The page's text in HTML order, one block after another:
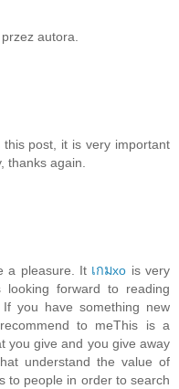
autora.
this post, it is very important
thanks again.
a pleasure. It เกมxo is very
forward to reading
you have something new
to meThis is a
you give and you give away
understand the value of
to people in order to search